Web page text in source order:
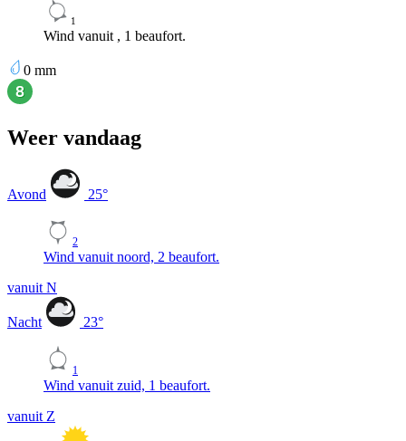
1
Wind vanuit , 1 beaufort.
0 mm
Weer vandaag
Avond 25°
2
Wind vanuit noord, 2 beaufort.
vanuit N
Nacht 23°
1
Wind vanuit zuid, 1 beaufort.
vanuit Z